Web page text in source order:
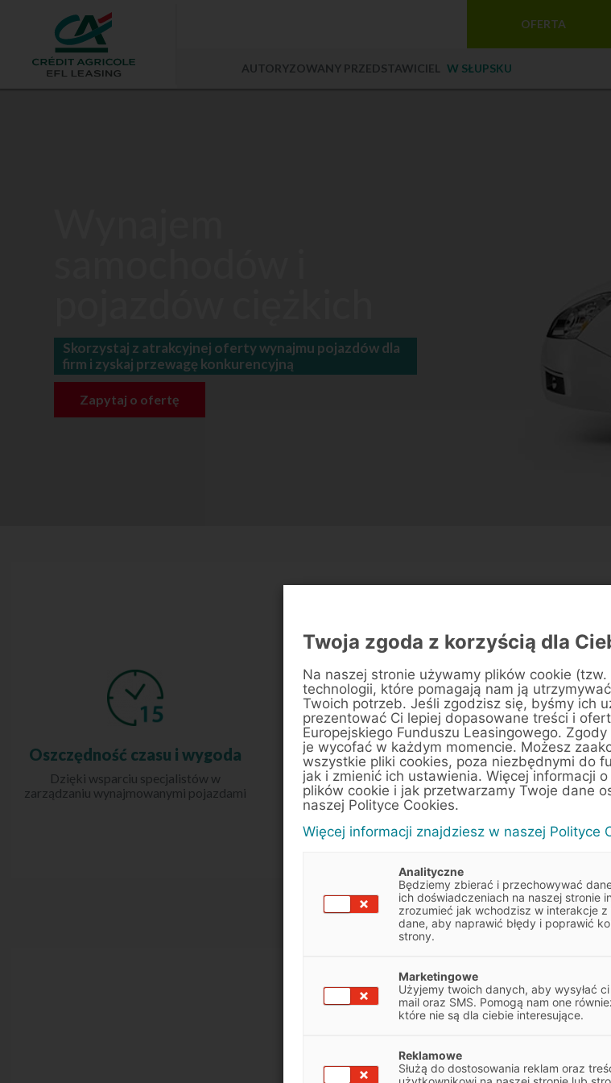
OFERTA
AUTORYZOWANY PRZEDSTAWICIEL W SŁUPSKU
Skorzystaj z atrakcyjnej oferty wynajmu pojazdów dla
firm i zyskaj przewagę konkurencyjną
Zapytaj o ofertę
Oszczędność czasu i wygoda
Dzięki wsparciu specjalistów w
zarządzaniu wynajmowanymi pojazdami
Zachowanie zdolności
inwestycyjnych
Wynajem nie blokuje kapitału własnego
twojej firmy
Warunki
Wydanie pojazdu Rejestracja
Twoja zgoda z korzyścią dla
Na naszej stronie używamy plików cookie
technologii, które pomagają nam ją
Twoich potrzeb. Jeśli zgodzisz się, byśmy ich
prezentować Ci lepiej dopasowane treści i
Europejskiego Funduszu Leasingowego.
je wycofać w każdym momencie. Możesz
wszystkie pliki cookies, poza niezbędnymi do
jak i zmienić ich ustawienia. Więcej informacji
plików cookie i jak przetwarzamy Twoje dane
naszej Polityce Cookies.
Więcej informacji znajdziesz w naszej Polityce
Analityczne
Będziemy zbierać i przechowywać
ich doświadczeniach na naszej stronie
zrozumieć jak wchodzisz w interakcje
dane, aby naprawić błędy i poprawić
strony.
Marketingowe
Użyjemy twoich danych, aby wysyłać
mail oraz SMS. Pomogą nam one
które nie są dla ciebie interesujące.
Reklamowe
Służą do dostosowania reklam oraz